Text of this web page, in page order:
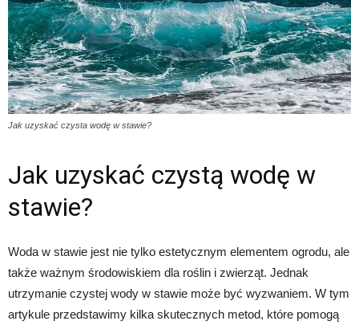
Jak uzyskać czysta wodę w stawie?
Jak uzyskać czystą wodę w
stawie?
Woda w stawie jest nie tylko estetycznym elementem ogrodu, ale
także ważnym środowiskiem dla roślin i zwierząt. Jednak
utrzymanie czystej wody w stawie może być wyzwaniem. W tym
artykule przedstawimy kilka skutecznych metod, które pomogą